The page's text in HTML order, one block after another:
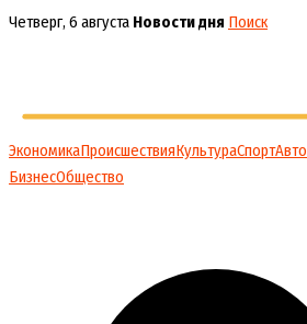
Перейти
Четверг, 6 августа Новости дня Поиск
ЭкономикаПроисшествияКультураСпортАвто
БизнесОбщество